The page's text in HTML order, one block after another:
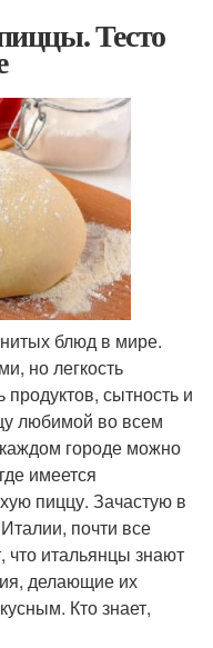
Тесто
блюд в мире.
но легкость
сытность и
любимой во всем
городе можно
имеется
пиццу. Зачастую в
почти все
что итальянцы знают
делающие их
Кто знает,